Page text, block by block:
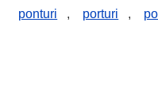
ponturi
, porturi ,